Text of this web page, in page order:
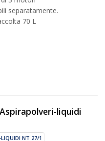
separatamente.
70 L
Aspirapolveri-liquidi